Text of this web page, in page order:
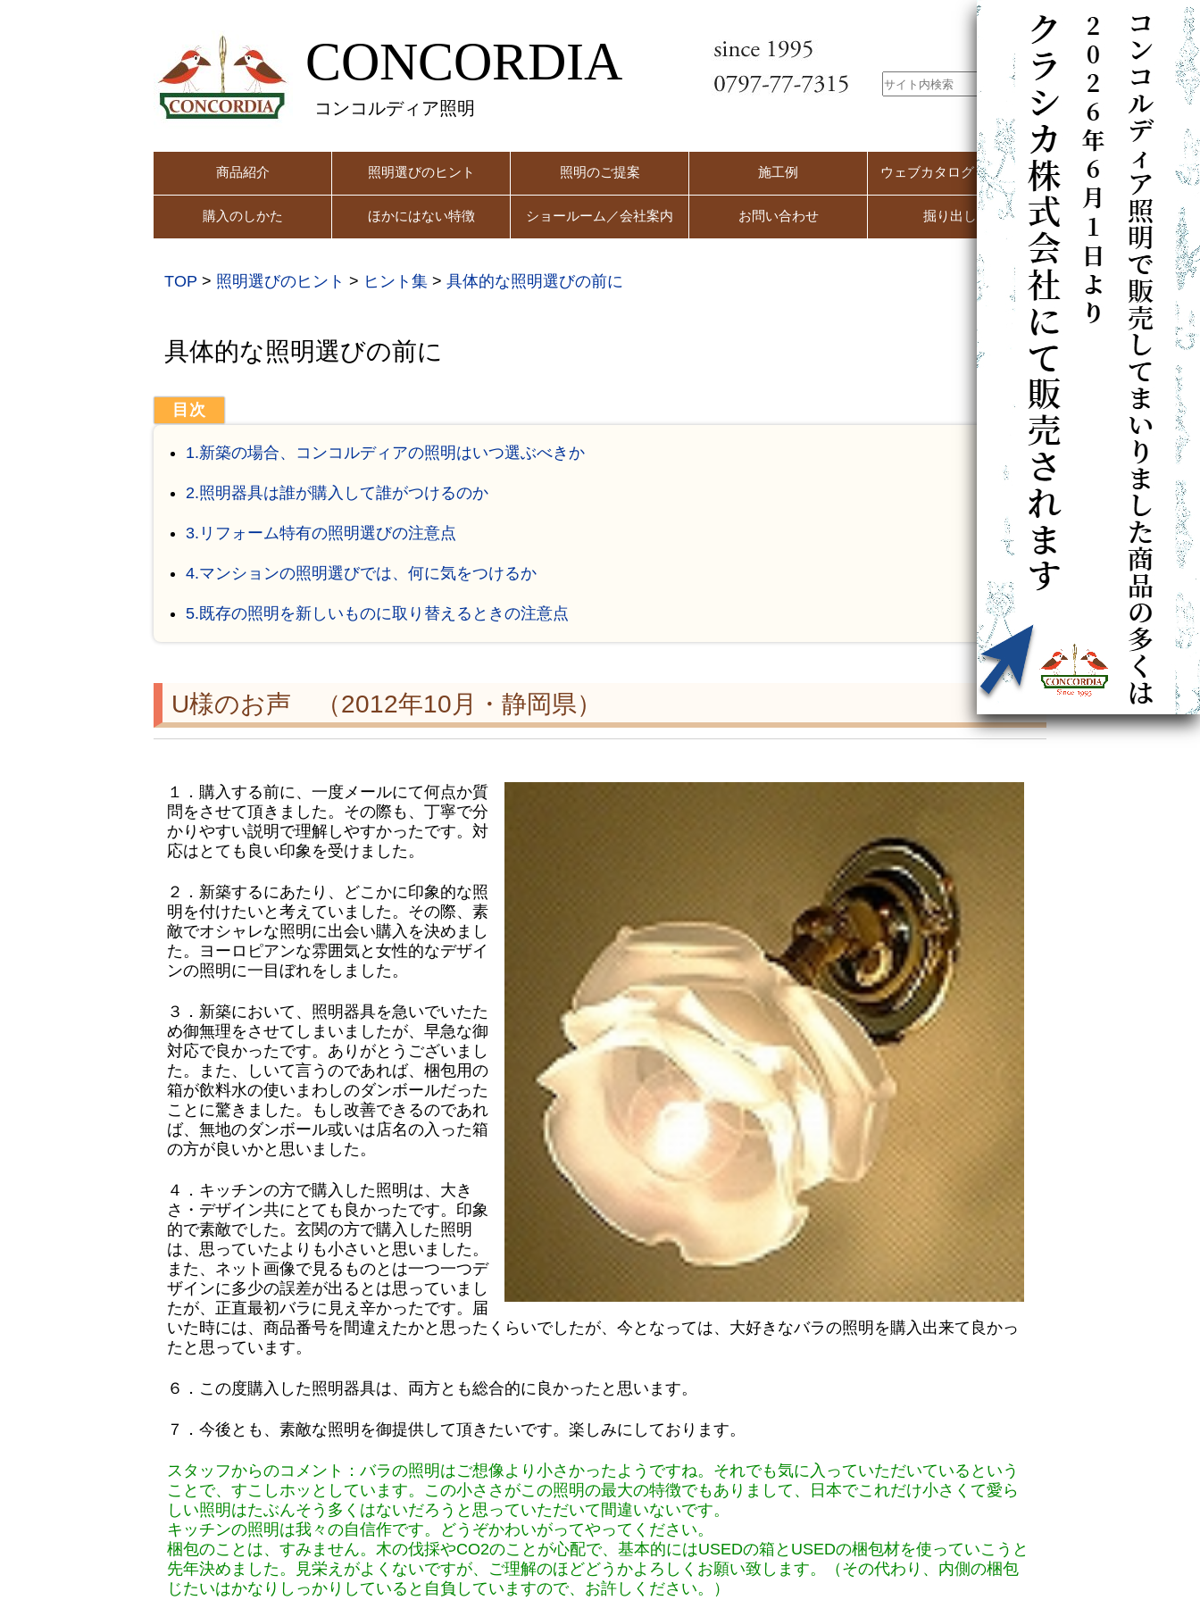
CONCORDIA
コンコルディア照明
商品紹介 照明選びのヒント 照明のご提案 施工例 ウェブカタログ（PC用）
購入のしかた ほかにはない特徴 ショールーム／会社案内 お問い合わせ 掘り出し市
TOP > 照明選びのヒント > ヒント集 > 具体的な照明選びの前に
具体的な照明選びの前に
1.新築の場合、コンコルディアの照明はいつ選ぶべきか
2.照明器具は誰が購入して誰がつけるのか
3.リフォーム特有の照明選びの注意点
4.マンションの照明選びでは、何に気をつけるか
5.既存の照明を新しいものに取り替えるときの注意点
U様のお声 （2012年10月・静岡県）
１．購入する前に、一度メールにて何点か質
問をさせて頂きました。その際も、丁寧で分
かりやすい説明で理解しやすかったです。対
応はとても良い印象を受けました。
２．新築するにあたり、どこかに印象的な照
明を付けたいと考えていました。その際、素
敵でオシャレな照明に出会い購入を決めまし
た。ヨーロピアンな雰囲気と女性的なデザイ
ンの照明に一目ぼれをしました。
３．新築において、照明器具を急いでいたた
め御無理をさせてしまいましたが、早急な御
対応で良かったです。ありがとうございまし
た。また、しいて言うのであれば、梱包用の
箱が飲料水の使いまわしのダンボールだった
ことに驚きました。もし改善できるのであれ
ば、無地のダンボール或いは店名の入った箱
の方が良いかと思いました。
４．キッチンの方で購入した照明は、大き
さ・デザイン共にとても良かったです。印象
的で素敵でした。玄関の方で購入した照明
は、思っていたよりも小さいと思いました。
また、ネット画像で見るものとは一つ一つデ
ザインに多少の誤差が出るとは思っていまし
たが、正直最初バラに見え辛かったです。届
いた時には、商品番号を間違えたかと思ったくらいでしたが、今となっては、大好きなバラの照明を購入出来て良かっ
たと思っています。
６．この度購入した照明器具は、両方とも総合的に良かったと思います。
７．今後とも、素敵な照明を御提供して頂きたいです。楽しみにしております。
スタッフからのコメント：バラの照明はご想像より小さかったようですね。それでも気に入っていただいているという
ことで、すこしホッとしています。この小ささがこの照明の最大の特徴でもありまして、日本でこれだけ小さくて愛ら
しい照明はたぶんそう多くはないだろうと思っていただいて間違いないです。
キッチンの照明は我々の自信作です。どうぞかわいがってやってください。
梱包のことは、すみません。木の伐採やCO2のことが心配で、基本的にはUSEDの箱とUSEDの梱包材を使っていこうと
先年決めました。見栄えがよくないですが、ご理解のほどどうかよろしくお願い致します。（その代わり、内側の梱包
じたいはかなりしっかりしていると自負していますので、お許しください。）